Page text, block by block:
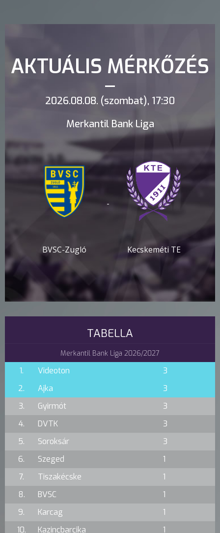
AKTUÁLIS MÉRKŐZÉS
2026.08.08. (szombat), 17:30
Merkantil Bank Liga
BVSC-Zugló
-
Kecskeméti TE
TABELLA
Merkantil Bank Liga 2026/2027
1. Videoton
3
2.
Ajka
3
3.
Gyirmót
3
4.
DVTK
3
5.
Soroksár
3
6.
Szeged
1
7.
Tiszakécske
1
8.
BVSC
1
9.
Karcag
1
10.
Kazincbarcika 1